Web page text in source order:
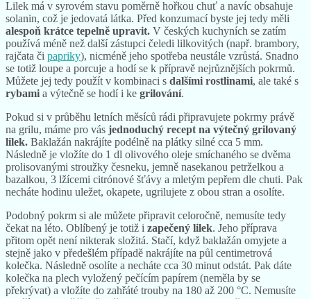
Lilek má v syrovém stavu poměrně hořkou chuť a navíc obsahuje
solanin, což je jedovatá látka. Před konzumací byste jej tedy měli
alespoň krátce tepelně upravit. V českých kuchyních se zatím
používá méně než další zástupci čeledi lilkovitých (např. brambory,
rajčata či papriky), nicméně jeho spotřeba neustále vzrůstá. Snadno
se totiž loupe a porcuje a hodí se k přípravě nejrůznějších pokrmů.
Můžete jej tedy použít v kombinaci s dalšími rostlinami, ale také s
rybami a výtečně se hodí i ke grilování.
Pokud si v průběhu letních měsíců rádi připravujete pokrmy právě
na grilu, máme pro vás jednoduchý recept na výtečný grilovaný
lilek. Baklažán nakrájíte podélně na plátky silné cca 5 mm.
Následně je vložíte do 1 dl olivového oleje smíchaného se dvěma
prolisovanými stroužky česneku, jemně nasekanou petrželkou a
bazalkou, 3 lžícemi citrónové šťávy a mletým pepřem dle chuti. Pak
necháte hodinu uležet, okapete, ugrilujete z obou stran a osolíte.
Podobný pokrm si ale můžete připravit celoročně, nemusíte tedy
čekat na léto. Oblíbený je totiž i zapečený lilek. Jeho příprava
přitom opět není nikterak složitá. Stačí, když baklažán omyjete a
stejně jako v předešlém případě nakrájíte na půl centimetrová
kolečka. Následně osolíte a necháte cca 30 minut odstát. Pak dáte
kolečka na plech vyložený pečícím papírem (neměla by se
překrývat) a vložíte do zahřáté trouby na 180 až 200 °C. Nemusíte